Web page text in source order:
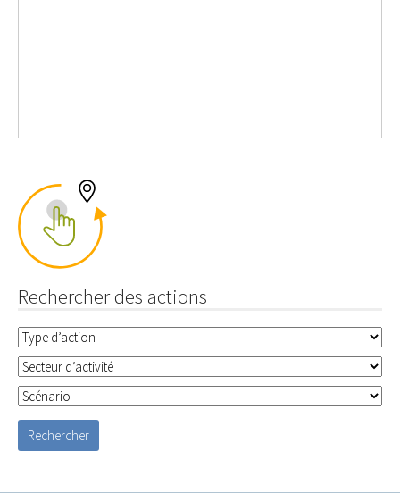
Rechercher des actions